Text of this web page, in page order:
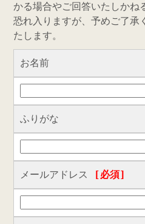
かる場合やご回答いたしかね
恐れ入りますが、予めご了承
たします。
お名前
ふりがな
メールアドレス [必須]